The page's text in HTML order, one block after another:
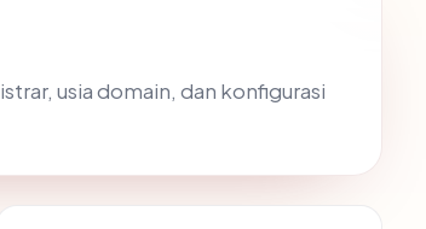
usia domain, dan konfigurasi